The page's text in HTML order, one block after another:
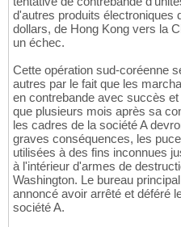
d'autres produits électroniques
dollars, de Hong Kong vers la
un échec.
Cette opération sud-coréenne
autres par le fait que les
en contrebande avec succès
que plusieurs mois après sa
les cadres de la société A
graves conséquences, les
utilisées à des fins inconnues
à l'intérieur d'armes de
Washington. Le bureau
annoncé avoir arrêté et déféré
société A.